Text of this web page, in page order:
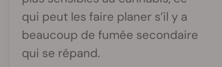
qui peut les faire planer s’il y a
beaucoup de fumée secondaire
qui se répand.